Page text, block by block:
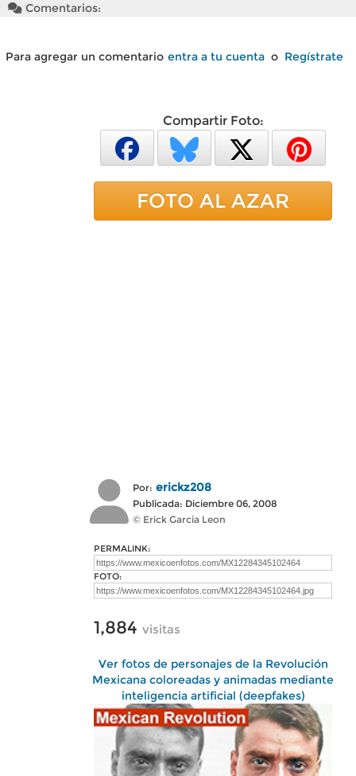
Comentarios:
Para agregar un comentario entra a tu cuenta o Regístrate
Compartir Foto:
FOTO AL AZAR
Por: erickz208
Publicada: Diciembre 06, 2008
© Erick Garcia Leon
PERMALINK:
FOTO:
1,884 visitas
Ver fotos de personajes de la Revolución
Mexicana coloreadas y animadas mediante
inteligencia artificial (deepfakes)